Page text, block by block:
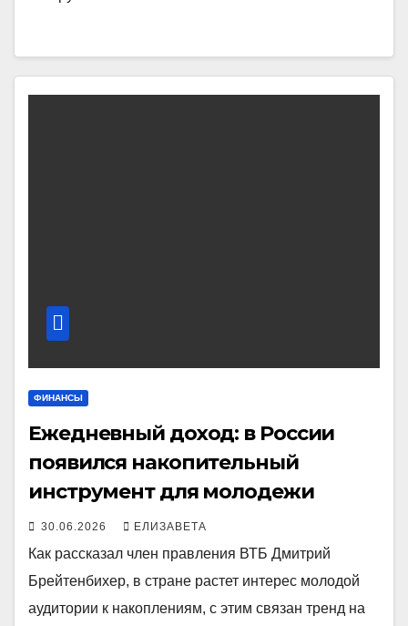
ФИНАНСЫ
Ежедневный доход: в России
появился накопительный
инструмент для молодежи
30.06.2026 ЕЛИЗАВЕТА
Как рассказал член правления ВТБ Дмитрий
Брейтенбихер, в стране растет интерес молодой
аудитории к накоплениям, с этим связан тренд на